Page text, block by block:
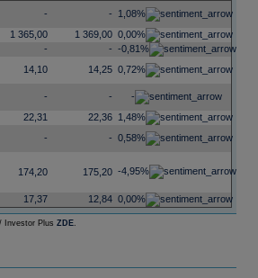
- -
1,08%
1 365,00 1 369,00 0,00%
- - -0,81%
14,10 14,25 0,72%
- -
-
22,31 22,36
1,48%
- - 0,58%
174,20 175,20 -4,95%
17,37 12,84 0,00%
Investor Plus ZDE.